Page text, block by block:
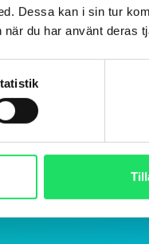
Dessa kan i sin tur
du har använt deras